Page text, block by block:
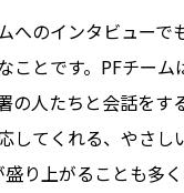
へのインタビュー
ことです。PFチー
の人たちと会話をす
してくれる、やさ
り上がることも多